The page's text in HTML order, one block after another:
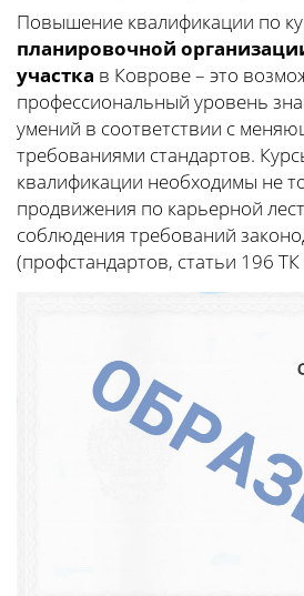
Повышение квалификации по
планировочной
участка в Коврове – это
профессиональный уровень
умений в соответствии с
требованиями стандартов.
квалификации необходимы не
продвижения по карьерной
соблюдения требований
(профстандартов, статьи 196